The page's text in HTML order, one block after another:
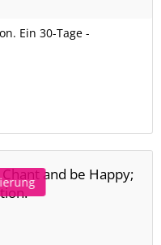
Ein 30-Tage -